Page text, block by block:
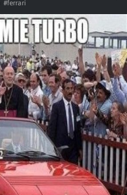
#ferrari